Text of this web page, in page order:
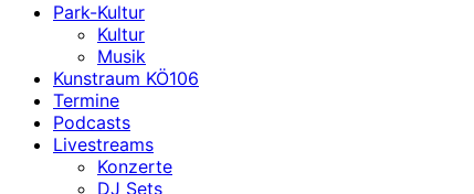
Park-Kultur
Kultur
Musik
Kunstraum KÖ106
Termine
Podcasts
Livestreams
Konzerte
DJ Sets